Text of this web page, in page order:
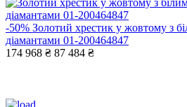
-50% Золотий хрестик у жовтому з
діамантами 01-200464847
174 968 ₴ 87 484 ₴